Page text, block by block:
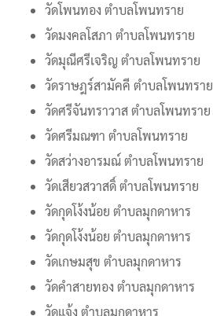
วัดโพนทอง ตำบลโพนทราย
วัดมงคลโสภา ตำบลโพนทราย
วัดมุณีศรีเจริญ ตำบลโพนทราย
วัดราษฎร์สามัคคี ตำบลโพนทราย
วัดศรีจันทราวาส ตำบลโพนทราย
วัดศรีมณฑา ตำบลโพนทราย
วัดสว่างอารมณ์ ตำบลโพนทราย
วัดเสียวสวาสดิ์ ตำบลโพนทราย
วัดกุดโง้งน้อย ตำบลมุกดาหาร
วัดกุดโง้งน้อย ตำบลมุกดาหาร
วัดเกษมสุข ตำบลมุกดาหาร
วัดคำสายทอง ตำบลมุกดาหาร
วัดแจ้ง ตำบลมุกดาหาร